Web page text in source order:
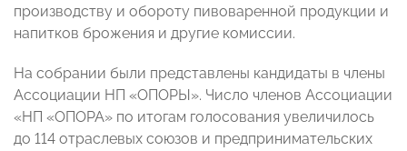
производству и обороту пивоваренной продукции и
напитков брожения и другие комиссии.
На собрании были представлены кандидаты в члены
Ассоциации НП «ОПОРЫ». Число членов Ассоциации
«НП «ОПОРА» по итогам голосования увеличилось
до 114 отраслевых союзов и предпринимательских